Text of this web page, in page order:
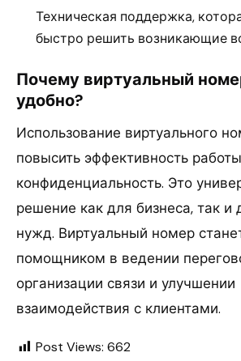
Техническая поддержка,
быстро решить возникающие
Почему виртуальный
удобно?
Использование виртуального
повысить эффективность
конфиденциальность. Это
решение как для бизнеса, так и
нужд. Виртуальный номер
помощником в ведении
организации связи и улучшении
взаимодействия с клиентами.
Post Views: 662